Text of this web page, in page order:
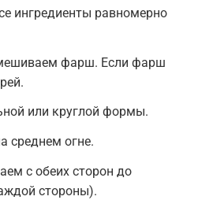
ингредиенты равномерно
фарш. Если фарш
или круглой формы.
среднем огне.
с обеих сторон до
стороны).